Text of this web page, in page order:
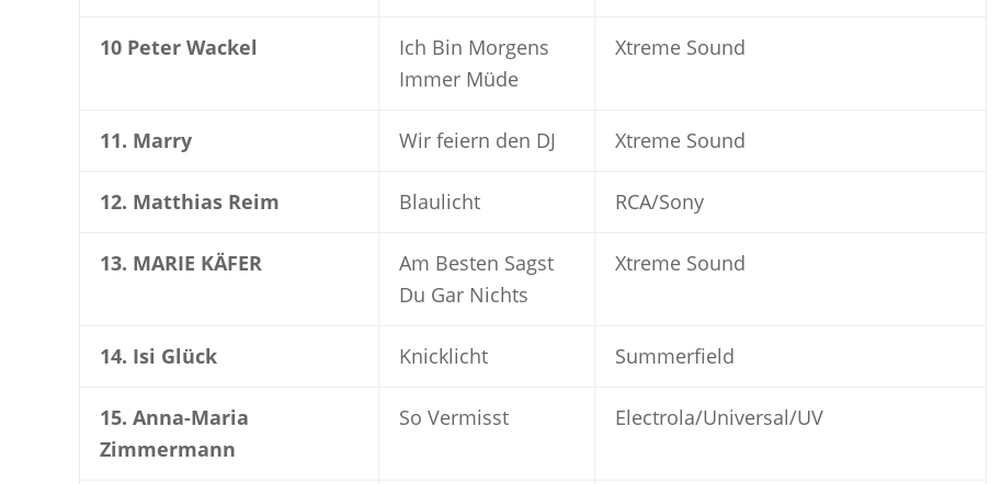
10 Peter Wackel
Ich Bin Morgens
Immer Müde
Xtreme Sound
11. Marry Wir feiern den DJ Xtreme Sound
12. Matthias Reim Blaulicht RCA/Sony
13. MARIE KÄFER
Am Besten Sagst
Du Gar Nichts
Xtreme Sound
14. Isi Glück Knicklicht Summerfield
15. Anna-Maria
Zimmermann
So Vermisst Electrola/Universal/UV